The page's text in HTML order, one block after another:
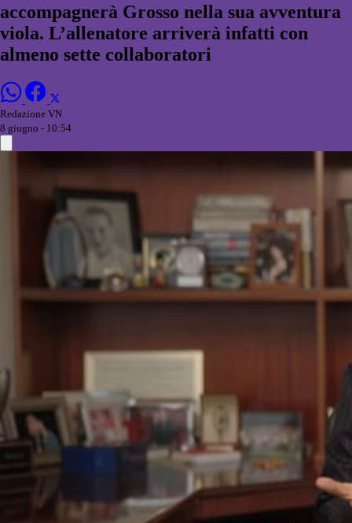
accompagnerà Grosso nella sua avventura
viola. L’allenatore arriverà infatti con
almeno sette collaboratori
Redazione VN
8 giugno - 10:54